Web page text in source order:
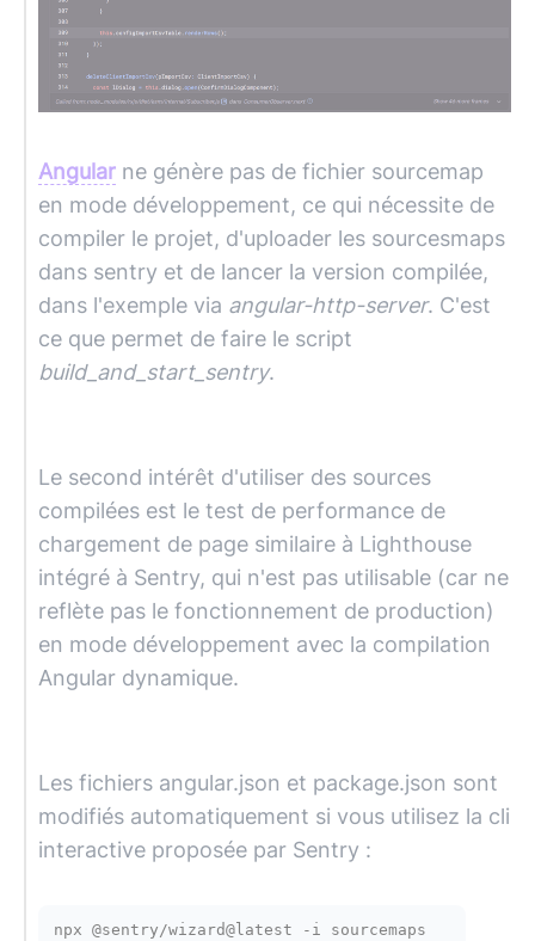
Angular ne génère pas de fichier sourcemap
en mode développement, ce qui nécessite de
compiler le projet, d'uploader les sourcesmaps
dans sentry et de lancer la version compilée,
dans l'exemple via angular-http-server. C'est
ce que permet de faire le script
build_and_start_sentry.
Le second intérêt d'utiliser des sources
compilées est le test de performance de
chargement de page similaire à Lighthouse
intégré à Sentry, qui n'est pas utilisable (car ne
reflète pas le fonctionnement de production)
en mode développement avec la compilation
Angular dynamique.
Les fichiers angular.json et package.json sont
modifiés automatiquement si vous utilisez la cli
interactive proposée par Sentry :